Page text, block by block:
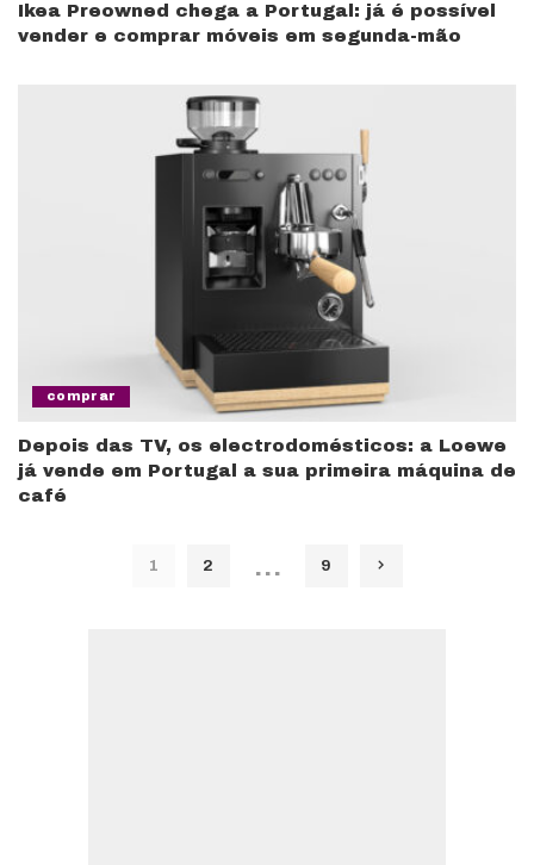
Ikea Preowned chega a Portugal: já é possível
vender e comprar móveis em segunda-mão
comprar
Depois das TV, os electrodomésticos: a Loewe
já vende em Portugal a sua primeira máquina de
café
1 2 … 9